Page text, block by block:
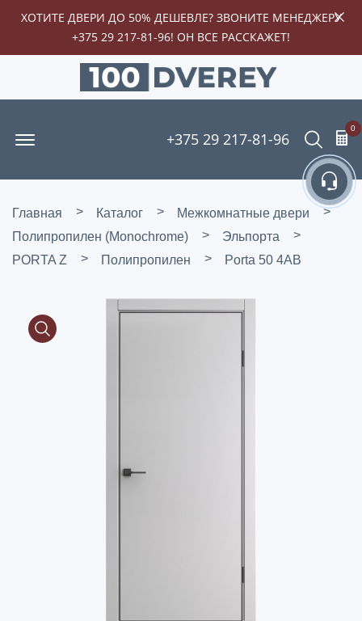
ХОТИТЕ ДВЕРИ ДО 50% ДЕШЕВЛЕ? ЗВОНИТЕ МЕНЕДЖЕРУ
+375 29 217-81-96! ОН ВСЕ РАССКАЖЕТ!
+375 29 217-81-96 Поиск
0
Главная Каталог
Межкомнатные двери
Полипропилен (Monochrome)
Эльпорта
PORTA Z
Полипропилен Porta 50 4AB
Media Gallery